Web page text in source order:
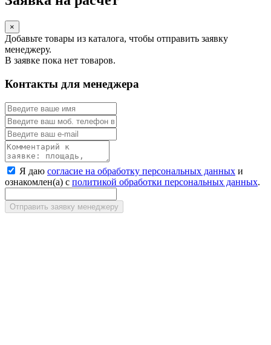
×
Добавьте товары из каталога, чтобы отправить заявку
менеджеру.
В заявке пока нет товаров.
Контакты для менеджера
Я даю согласие на обработку персональных данных и
ознакомлен(а) с политикой обработки персональных данных.
Отправить заявку менеджеру